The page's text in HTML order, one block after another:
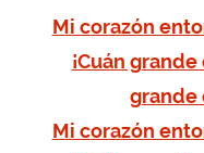
Mi corazón
¡Cuán grande
grande
Mi corazón